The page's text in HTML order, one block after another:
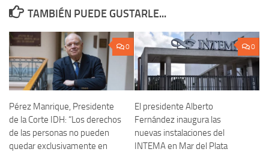
TAMBIÉN PUEDE GUSTARLE...
0
Pérez Manrique, Presidente
de la Corte IDH: “Los derechos
de las personas no pueden
quedar exclusivamente en
0
El presidente Alberto
Fernández inaugura las
nuevas instalaciones del
INTEMA en Mar del Plata